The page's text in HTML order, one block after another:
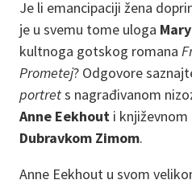
Je li emancipaciji žena
je u svemu tome uloga
kultnoga gotskog romana
Prometej? Odgovore
portrets nagrađivanom
Anne Eekhout i
Dubravkom Zimom.
Anne Eekhout u svom